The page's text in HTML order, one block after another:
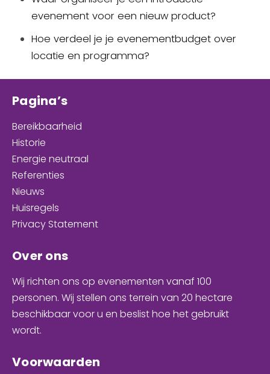
evenement voor een nieuw product?
Hoe verdeel je je evenementbudget over
locatie en programma?
Pagina’s
Bereikbaarheid
Historie
Energie neutraal
Referenties
Nieuws
Huisregels
Privacy Statement
Over ons
Wij richten ons op evenementen vanaf 100
personen. Wij stellen ons terrein van 20 hectare
beschikbaar voor u en beslist hoe het gebruikt
wordt.
Voorwaarden